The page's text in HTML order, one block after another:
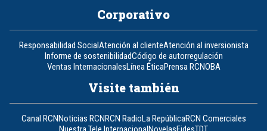
Corporativo
Responsabilidad SocialAtención al clienteAtención al inversionista
Informe de sostenibilidadCódigo de autorregulación
Ventas InternacionalesLínea ÉticaPrensa RCNOBA
Visite también
Canal RCNNoticias RCNRCN RadioLa RepúblicaRCN Comerciales